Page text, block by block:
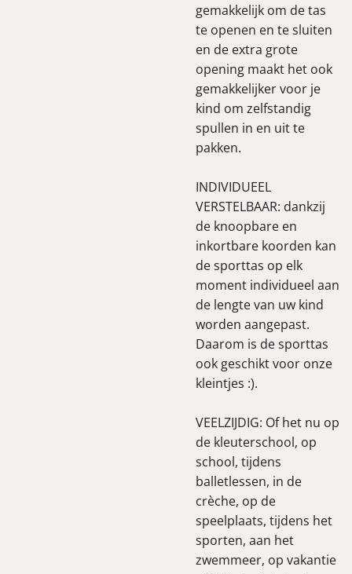
gemakkelijk om de tas
te openen en te sluiten
en de extra grote
opening maakt het ook
gemakkelijker voor je
kind om zelfstandig
spullen in en uit te
pakken.
INDIVIDUEEL
VERSTELBAAR: dankzij
de knoopbare en
inkortbare koorden kan
de sporttas op elk
moment individueel aan
de lengte van uw kind
worden aangepast.
Daarom is de sporttas
ook geschikt voor onze
kleintjes :).
VEELZIJDIG: Of het nu op
de kleuterschool, op
school, tijdens
balletlessen, in de
crèche, op de
speelplaats, tijdens het
sporten, aan het
zwemmeer, op vakantie